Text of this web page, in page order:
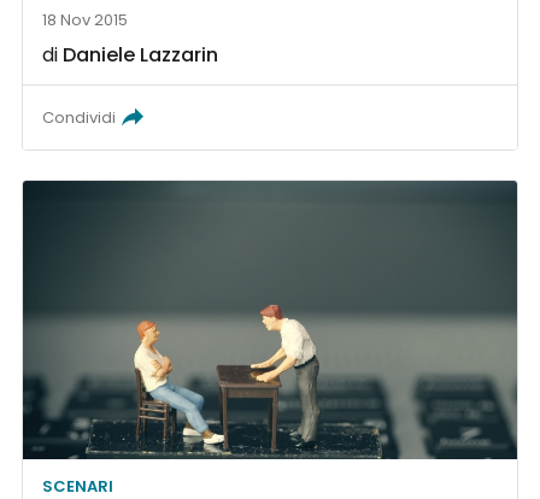
18 Nov 2015
di Daniele Lazzarin
Condividi
SCENARI